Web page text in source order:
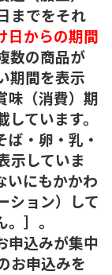
までをそれ
日からの期間
数の商品が
期間を表示
味（消費）期
ています。
・卵・乳・
示していま
いにもかかわ
ション）して
］。
申込みが集中
お申込みを